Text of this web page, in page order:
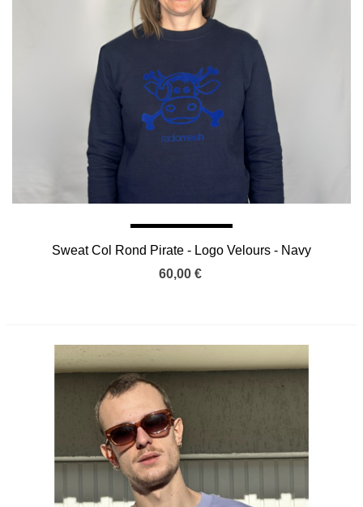
Sweat Col Rond Pirate - Logo Velours - Navy
60,00 €